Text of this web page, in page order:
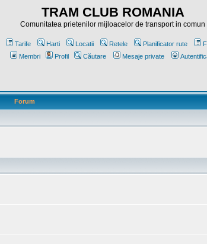
TRAM CLUB ROMANIA
Comunitatea prietenilor mijloacelor de transport in comun
Tarife Harti Locatii Retele Planificator rute
Membri
Profil Căutare Mesaje private
Forum